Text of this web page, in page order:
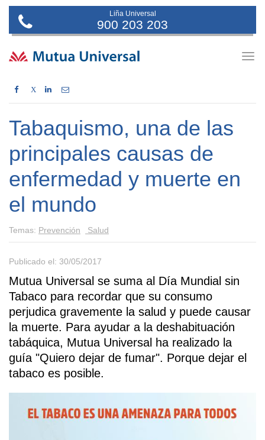
Liña Universal
900 203 203
X
Tabaquismo, una de las
principales causas de
enfermedad y muerte en
el mundo
Temas: Prevención Salud
Publicado el: 30/05/2017
Mutua Universal se suma al Día Mundial sin
Tabaco para recordar que su consumo
perjudica gravemente la salud y puede causar
la muerte. Para ayudar a la deshabituación
tabáquica, Mutua Universal ha realizado la
guía "Quiero dejar de fumar". Porque dejar el
tabaco es posible.